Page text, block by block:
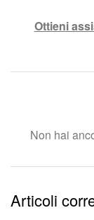
Ottieni
Non è
Testo
Le
Troppo
Non hai
Articoli